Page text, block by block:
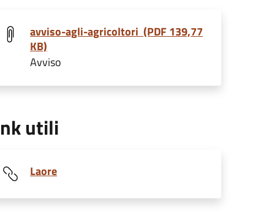
avviso-agli-agricoltori (PDF 139,77
KB)
Avviso
utili
Laore